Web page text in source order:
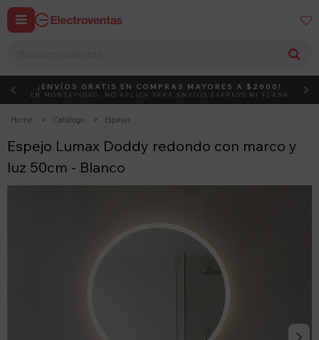
 
DEBUT ACTIVÁ EL CÓDIGO
¡ENVÍOS GRATIS EN COMPRAS MAYORES A $2000!
EN MONTEVIDEO, NO APLICA PARA ENVÍOS EXPRESS NI FLASH
Home Catálogo Espejos
Espejo Lumax Doddy redondo con marco y
luz 50cm - Blanco